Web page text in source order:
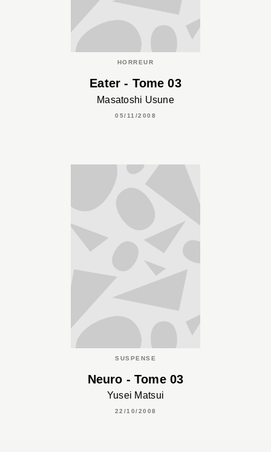
HORREUR
Eater - Tome 03
Masatoshi Usune
05/11/2008
SUSPENSE
Neuro - Tome 03
Yusei Matsui
22/10/2008